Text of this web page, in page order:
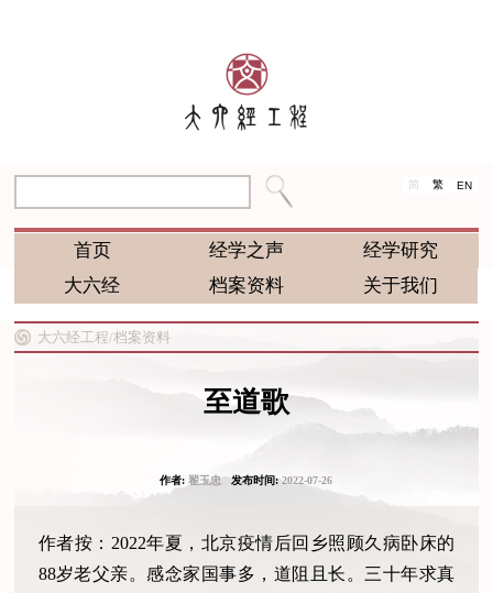
简 繁 EN
首页 经学之声
经学研究
大六经
档案资料 关于我们
大六经工程/档案资料
至道歌
作者:翟玉忠发布时间:2022-07-26
作者按：2022年夏，北京疫情后回乡照顾久病卧床的
88岁老父亲。感念家国事多，道阻且长。三十年求真